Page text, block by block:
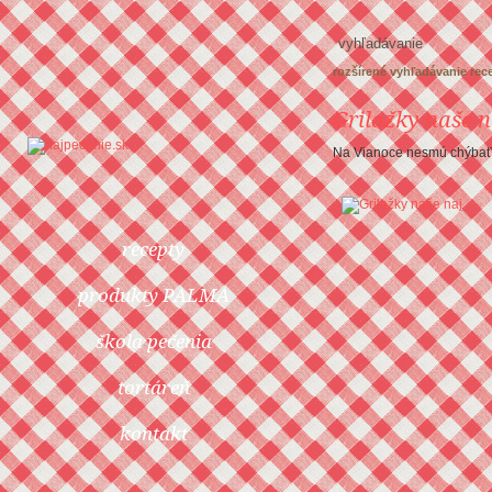
recepty
produkty PALMA
škola pečenia
tortáreň
kontakt
rozšírené vyhľadávanie
Grilažky naše
Na Vianoce nesmú